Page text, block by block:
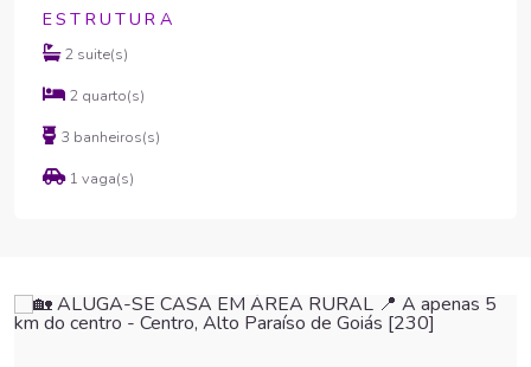
ESTRUTURA
2 suite(s)
2 quarto(s)
3 banheiros(s)
1 vaga(s)